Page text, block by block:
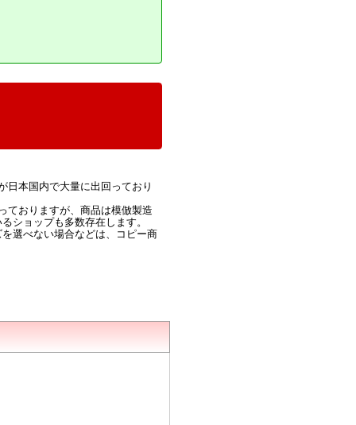
日本国内で大量に出回っており
ておりますが、商品は模倣製造
ショップも多数存在します。
選べない場合などは、コピー商